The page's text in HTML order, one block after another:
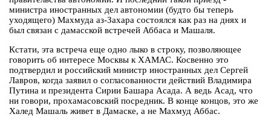
министра иностранных дел автономии (будто бы теперь
уходящего) Махмуда аз-Захара состоялся как раз на днях и
был связан с дамасской встречей Аббаса и Машаля.
Кстати, эта встреча еще одно лыко в строку, позволяющее
говорить об интересе Москвы к ХАМАС. Косвенно это
подтвердил и российский министр иностранных дел Сергей
Лавров, когда заявил о согласованности действий Владимира
Путина и президента Сирии Башара Асада. А ведь Асад, что
ни говори, прохамасовский посредник. В конце концов, это же
Халед Машаль живет в Дамаске, а не Махмуд Аббас.